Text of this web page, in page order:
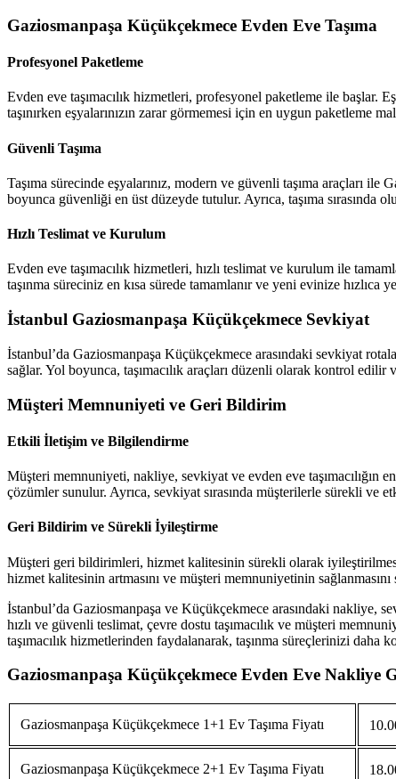
Gaziosmanpaşa Küçükçekmece Evden Eve Taşıma
Profesyonel Paketleme
Evden eve taşımacılık hizmetleri, profesyonel paketleme ile başlar.
taşınırken eşyalarınızın zarar görmemesi için en uygun paketleme
Güvenli Taşıma
Taşıma sürecinde eşyalarınız, modern ve güvenli taşıma araçları ile
boyunca güvenliği en üst düzeyde tutulur. Ayrıca, taşıma sırasında
Hızlı Teslimat ve Kurulum
Evden eve taşımacılık hizmetleri, hızlı teslimat ve kurulum ile
taşınma süreciniz en kısa sürede tamamlanır ve yeni evinize hızlıca
İstanbul Gaziosmanpaşa Küçükçekmece Sevkiyat
İstanbul’da Gaziosmanpaşa Küçükçekmece arasındaki sevkiyat
sağlar. Yol boyunca, taşımacılık araçları düzenli olarak kontrol edilir
Müşteri Memnuniyeti ve Geri Bildirim
Etkili İletişim ve Bilgilendirme
Müşteri memnuniyeti, nakliye, sevkiyat ve evden eve taşımacılığın
çözümler sunulur. Ayrıca, sevkiyat sırasında müşterilerle sürekli ve
Geri Bildirim ve Sürekli İyileştirme
Müşteri geri bildirimleri, hizmet kalitesinin sürekli olarak
hizmet kalitesinin artmasını ve müşteri memnuniyetinin sağlanmasını
İstanbul’da Gaziosmanpaşa ve Küçükçekmece arasındaki nakliye,
hızlı ve güvenli teslimat, çevre dostu taşımacılık ve müşteri
taşımacılık hizmetlerinden faydalanarak, taşınma süreçlerinizi daha
Gaziosmanpaşa Küçükçekmece Evden Eve Nakliye
Gaziosmanpaşa Küçükçekmece 1+1 Ev Taşıma Fiyatı
Gaziosmanpaşa Küçükçekmece 2+1 Ev Taşıma Fiyatı